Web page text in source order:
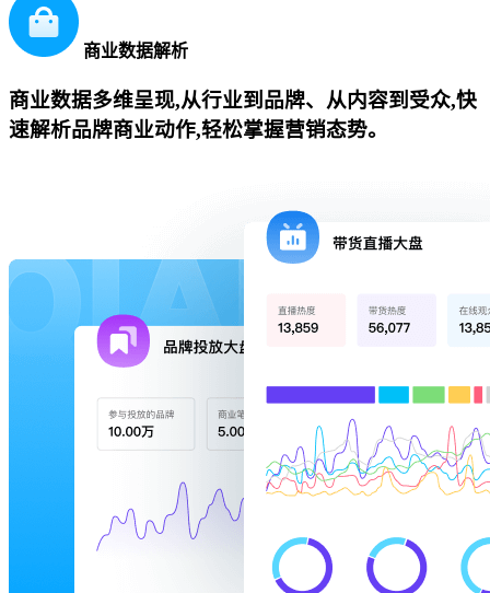
商业数据解析
商业数据多维呈现,从行业到品牌、从内容到受众,快
速解析品牌商业动作,轻松掌握营销态势。